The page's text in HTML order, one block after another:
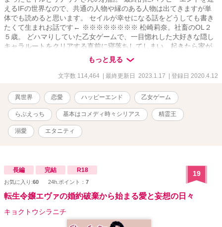
えるIFの世界なので、共通の人物や縁のある人物は出てきますが単
体でも読めると思います。 セイルが幸せになる話をどうしても書き
たくて生まれお話です← ※※※※※※※※ 松崎莉奈。社畜のOL２
５歳。 どハマりしていた乙女ゲームで、一目惚れした大好きな隠し
キャラルートをクリアする直前に寝落ちしてしまい、起きたら家が
火事ですでに逃げ場がない状態だった。 大好きな彼とのエンディン
グを迎えられなかったことだけが心残りだった莉奈は、ふと目が覚
めると直前までプレイしていた乙女ゲームのヒロインに転生してい
ンディングを迎えられなかった隠しキャラ攻略ルートを今度こそ目
指そうと一途に頑張りますが、なんかいろいろゲームと違う？！ ゲ
ームになかった設定やキャラの登場で、自分が知っている物語から
どんどんかけ離れていくのに、本編通りに進むこともあったりなか
ったり・・・。 これで本当に大好きなあの人とハッピーエンドを迎
えられるのか？！ ・・・と思ってたらとあるお仕事中にまさかの初
【2021/03/25追記】 ・ムーンライトノベルズで掲載するにあたり、
大筋は変更してませんが文章を加筆修正しています。 ・本編は完結
していますが、番外編やアフターストーリーを不定期に更新予定。 -
------------------------------------- ※後半になりますが、R-18要素のある
もっと見る
文字数 114,464 | 最終更新日 2023.1.17 | 登録日 2020.4.12
異世界 恋愛 ハッピーエンド 乙女ゲーム
らぶえっち 基本はコメディ時々シリアス 精霊王
溺愛 エタニティ
長編 完結 R18
お気に入り:60 24h.ポイント： 7
19
転生令嬢エヴァの婚約破棄から始まる愛と妄想の日々
キョクトウシラニチ